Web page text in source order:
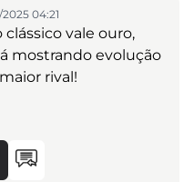
04:21
vale ouro,
mostrando evolução
rival!